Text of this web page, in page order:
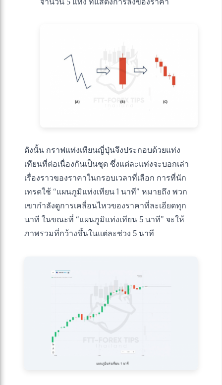
จำนวน 5 แท่ง ที่แสดงการลงของราคา
ดังนั้น กราฟแท่งเทียนญี่ปุ่นจึงประกอบด้วยแท่ง
เทียนที่ต่อเนื่องกันเป็นชุด ซึ่งแต่ละแท่งจะบอกเล่า
เรื่องราวของราคาในกรอบเวลาที่เลือก การที่นัก
เทรดใช้ “แผนภูมิแท่งเทียน 1 นาที” หมายถึง พวก
เขากำลังดูการเคลื่อนไหวของราคาที่ละเอียดทุก
นาที ในขณะที่ “แผนภูมิแท่งเทียน 5 นาที” จะให้
ภาพรวมที่กว้างขึ้นในแต่ละช่วง 5 นาที